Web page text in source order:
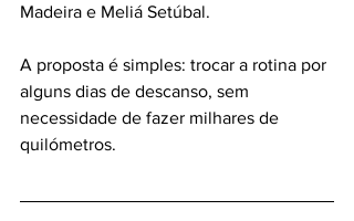
Madeira e Meliá Setúbal.
A proposta é simples: trocar a rotina por
alguns dias de descanso, sem
necessidade de fazer milhares de
quilómetros.